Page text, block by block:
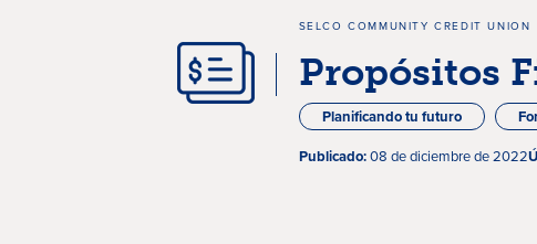
SELCO COMMUNITY CREDIT UNION
Propósitos
Planificando tu futuro
Publicado:08 de diciembre de 2022